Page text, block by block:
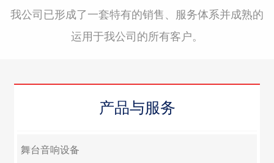
我公司已形成了一套特有的销售、服务体系并成熟的
运用于我公司的所有客户。
产品与服务
舞台音响设备